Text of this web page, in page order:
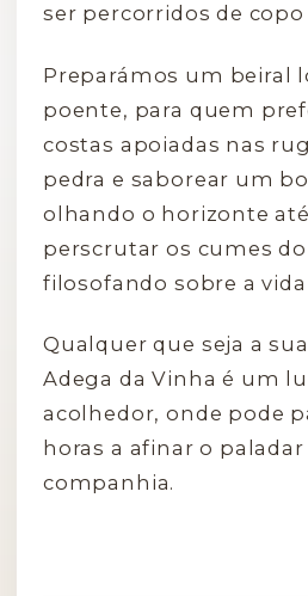
ser percorridos de copo
Preparámos um beiral
poente, para quem
costas apoiadas nas
pedra e saborear um
olhando o horizonte
perscrutar os cumes do
filosofando sobre a
Qualquer que seja a
Adega da Vinha é um
acolhedor, onde pode
horas a afinar o
companhia.